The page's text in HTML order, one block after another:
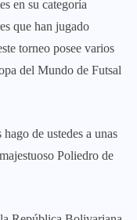
en su categoría
que han jugado
torneo posee varios
del Mundo de Futsal
de ustedes a unas
Poliedro de